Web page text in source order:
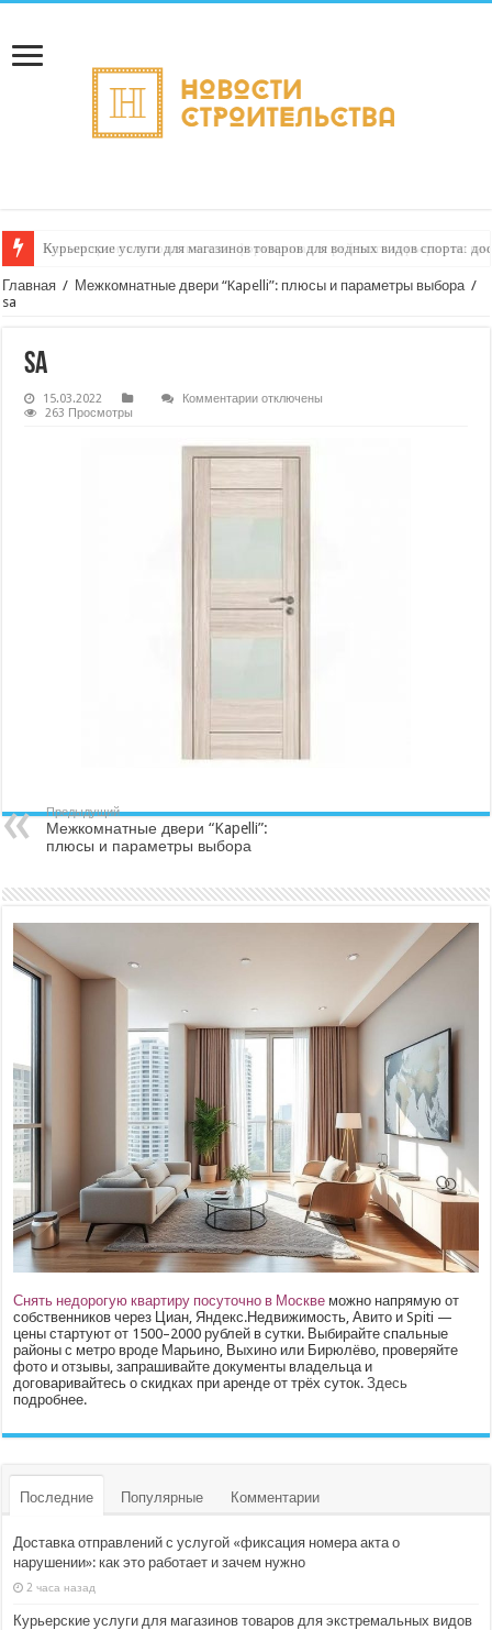
Курьерские услуги для магазинов товаров для водных видов спорта:
Как настроить автоматическое формирование рейтинга курьеров по
Главная / Межкомнатные двери “Kapelli”: плюсы и параметры выбора /
sa
sa
15.03.2022 Комментариикотключены
263 Просмотры
Предыдущий
Межкомнатные двери “Kapelli”:
плюсы и параметры выбора
Снять недорогую квартиру посуточно в Москве можно напрямую от
собственников через Циан, Яндекс.Недвижимость, Авито и Spiti —
цены стартуют от 1500–2000 рублей в сутки. Выбирайте спальные
районы с метро вроде Марьино, Выхино или Бирюлёво, проверяйте
фото и отзывы, запрашивайте документы владельца и
договаривайтесь о скидках при аренде от трёх суток.Здесь
подробнее.
Последние Популярные Комментарии
Доставка отправлений с услугой «фиксация номера акта о
нарушении»: как это работает и зачем нужно
2 часа назад
Курьерские услуги для магазинов товаров для экстремальных видов